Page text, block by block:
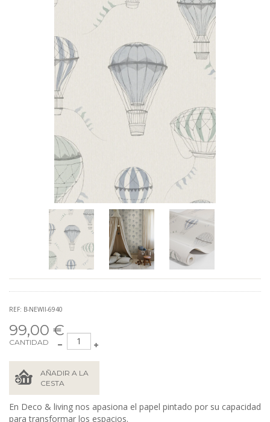
REF: B-NEWII-6940
99,00 €
CANTIDAD
AÑADIR A LA
CESTA
En Deco & living nos apasiona el papel pintado por su capacidad
para transformar los espacios.